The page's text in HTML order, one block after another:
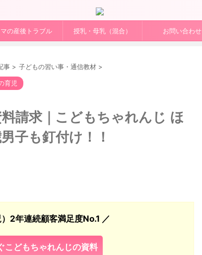
の産後トラブル 授乳・母乳（混合） お問い合わせ
事 > 子どもの習い事・通信教材 >
育児
料請求｜こどもちゃれんじ ほ
子も釘付け！！
2年連続顧客満足度No.1 ／
こどもちゃれんじの資料